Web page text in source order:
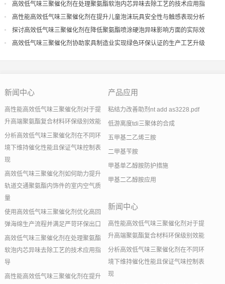
高效低气味三聚催化剂在处理聚氨酯软泡内芯异味去除工艺的技术应用指
导
高性能高效低气味三聚催化剂在提升儿童泡沫玩具安全性与触感表现分析
探讨高效低气味三聚催化剂在降低聚氨酯喷涂硬泡异味影响方面的实际效
果
高效低气味三聚催化剂协助家具制造业实现绿色环保认证的生产工艺升级
新闻中心
高性能高效低气味三聚催化剂对于提
升高端聚氨酯复合材料环保级别效能
分析高效低气味三聚催化剂在不同环
境下维持催化性能且保证气味控制表
现
高效低气味三聚催化剂如何助力提升
轨道交通聚氨酯内饰件的室内空气质
量
使用高效低气味三聚催化剂优化高回
弹海绵生产流程并满足严苛环保出口
高效低气味三聚催化剂在处理聚氨酯
软泡内芯异味去除工艺的技术应用指
导
高性能高效低气味三聚催化剂在提升
产品应用
粘结力改善助剂nt add as3228.pdf
低游离度tdi三聚体的合成
五甲基二乙烯三胺
二甲基苄胺
甲基单乙醇胺防护措施
甲基二乙醇胺应用
新闻中心
高性能高效低气味三聚催化剂对于提
升高端聚氨酯复合材料环保级别效能
分析高效低气味三聚催化剂在不同环
境下维持催化性能且保证气味控制表
现